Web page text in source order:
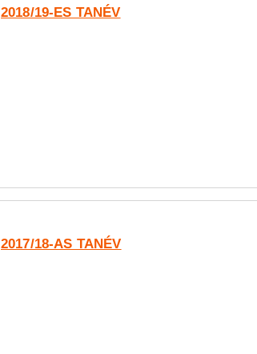
2018/19-ES TANÉV
2017/18-AS TANÉV